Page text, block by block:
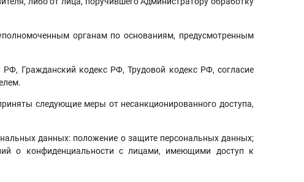
органам по основаниям, предусмотренным
кодекс РФ, Трудовой кодекс РФ, согласие
следующие меры от несанкционированного доступа,
данных: положение о защите персональных данных;
о конфиденциальности с лицами, имеющими доступ к